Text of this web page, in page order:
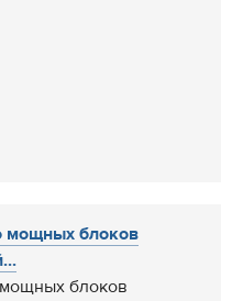
мощных блоков
мощных блоков